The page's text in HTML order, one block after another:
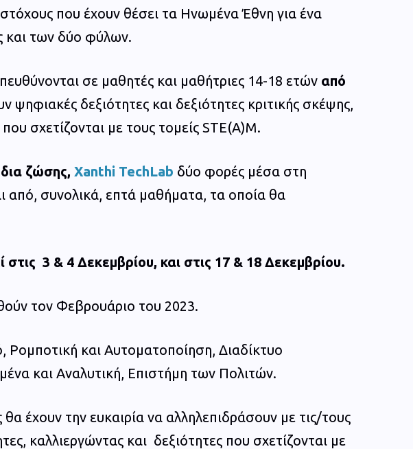
που έχουν θέσει τα Ηνωμένα Έθνη για ένα
και των δύο φύλων.
σε μαθητές και μαθήτριες 14-18 ετών από
ψηφιακές δεξιότητες και δεξιότητες κριτικής σκέψης,
σχετίζονται με τους τομείς STE(A)M.
ζώσης, Xanthi TechLab δύο φορές μέσα στη
από, συνολικά, επτά μαθήματα, τα οποία θα
στις 3 & 4 Δεκεμβρίου, και στις 17 & 18 Δεκεμβρίου.
τον Φεβρουάριο του 2023.
και Αυτοματοποίηση, Διαδίκτυο
και Αναλυτική, Επιστήμη των Πολιτών.
έχουν την ευκαιρία να αλληλεπιδράσουν με τις/τους
καλλιεργώντας και δεξιότητες που σχετίζονται με